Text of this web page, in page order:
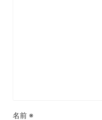
名前 ※